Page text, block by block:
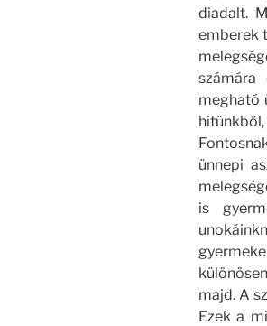
diadalt.
emberek
megható
ünnepi
is
majd. A
Ezek a